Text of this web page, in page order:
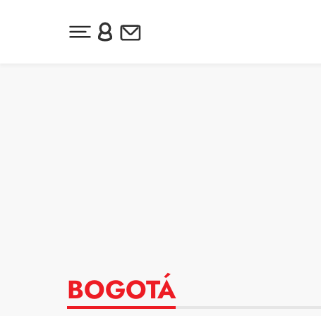
Desplegar menú principal
Inicia sesión o regístrate
Newsletter
BOGOTÁ